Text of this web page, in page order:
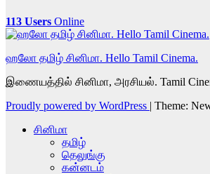
113 Users Online
ஹலோ தமிழ் சினிமா. Hello Tamil Cinema.
இணையத்தில் சினிமா, அரசியல். Tamil
Proudly powered by WordPress | Theme:
சினிமா
தமிழ்
தெலுங்கு
கன்னடம்